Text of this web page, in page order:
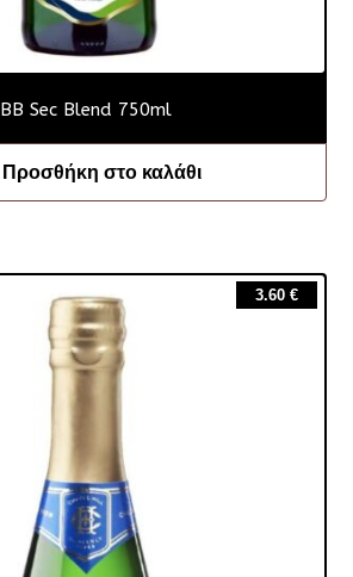
BB Sec Blend 750ml
Προσθήκη στο καλάθι
3.60 €